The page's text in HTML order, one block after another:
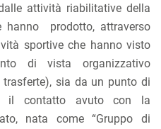
attività riabilitative della
hanno prodotto, attraverso
sportive che hanno visto
di vista organizzativo
sia da un punto di
il contatto avuto con la
nata come “Gruppo di